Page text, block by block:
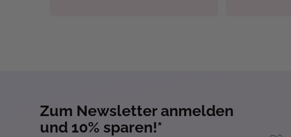
Zum Newsletter anmelden
und 10% sparen!*